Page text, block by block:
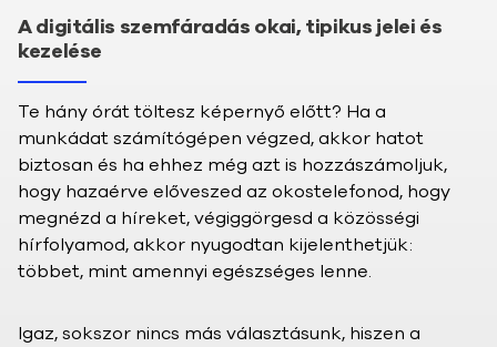
A digitális szemfáradás okai, tipikus jelei és
kezelése
Te hány órát töltesz képernyő előtt? Ha a
munkádat számítógépen végzed, akkor hatot
biztosan és ha ehhez még azt is hozzászámoljuk,
hogy hazaérve előveszed az okostelefonod, hogy
megnézd a híreket, végiggörgesd a közösségi
hírfolyamod, akkor nyugodtan kijelenthetjük:
többet, mint amennyi egészséges lenne.
Igaz, sokszor nincs más választásunk, hiszen a